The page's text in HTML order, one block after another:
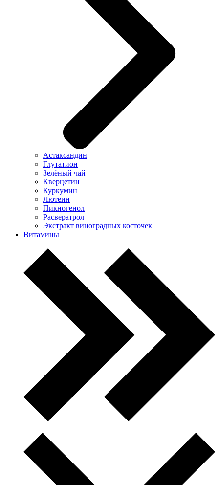
Астаксандин
Глутатион
Зелёный чай
Кверцетин
Куркумин
Лютеин
Пикногенол
Расвератрол
Экстракт виноградных косточек
Витамины